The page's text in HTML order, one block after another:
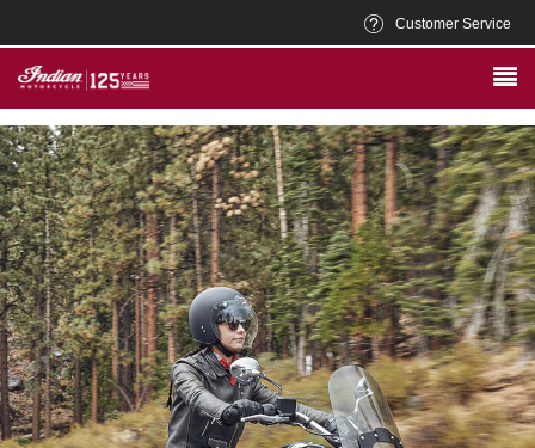
Customer Service